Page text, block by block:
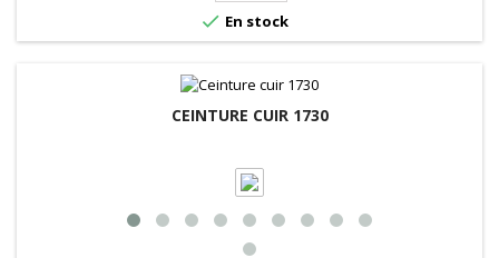
 En stock
CEINTURE CUIR 1730